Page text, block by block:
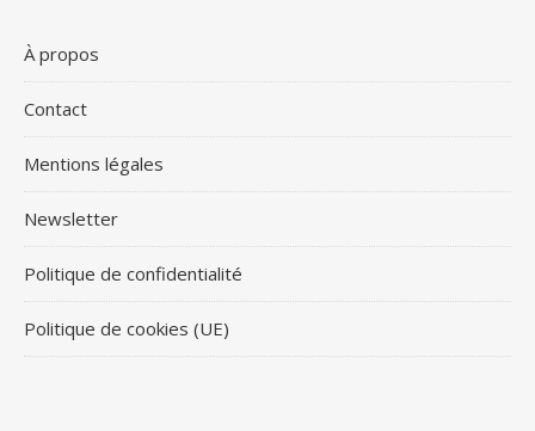
À propos
Contact
Mentions légales
Newsletter
Politique de confidentialité
Politique de cookies (UE)